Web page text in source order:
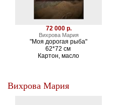
72 000 р.
Вихрова Мария
"Моя дорогая рыба"
62*72 см
Картон, масло
Вихрова Мария